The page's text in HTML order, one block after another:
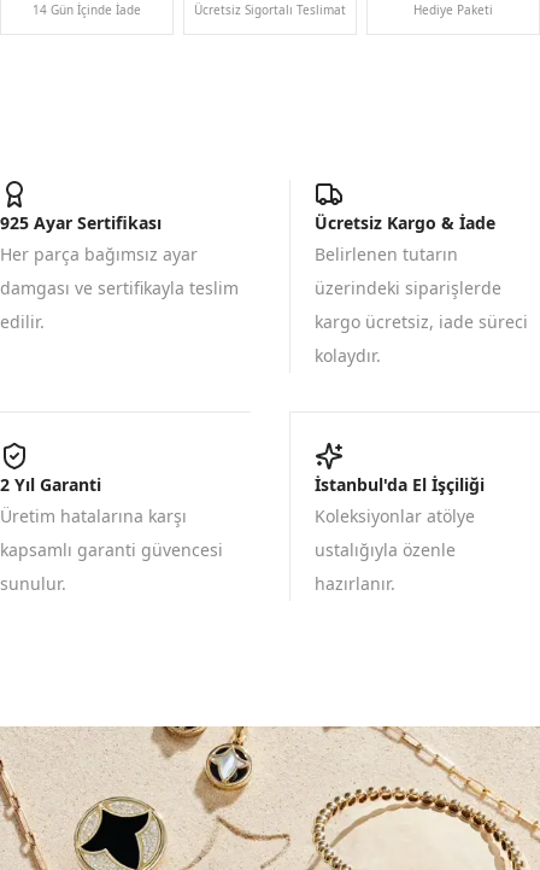
14 Gün İçinde İade
Ücretsiz Sigortalı Teslimat
Hediye Paketi
925 Ayar Sertifikası
Her parça bağımsız ayar
damgası ve sertifikayla teslim
edilir.
Ücretsiz Kargo & İade
Belirlenen tutarın
üzerindeki siparişlerde
kargo ücretsiz, iade süreci
kolaydır.
2 Yıl Garanti
Üretim hatalarına karşı
kapsamlı garanti güvencesi
sunulur.
İstanbul'da El İşçiliği
Koleksiyonlar atölye
ustalığıyla özenle
hazırlanır.